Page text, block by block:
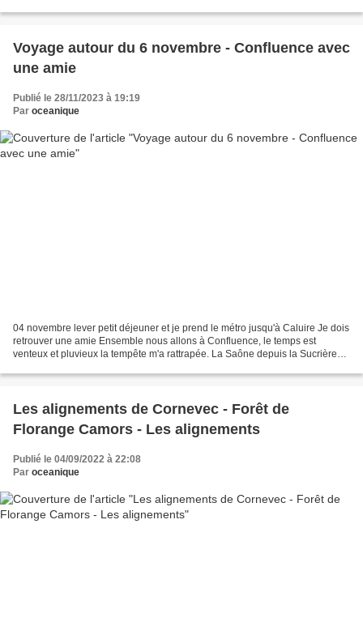
Voyage autour du 6 novembre - Confluence avec
une amie
Publié le 28/11/2023 à 19:19
Par oceanique
04 novembre lever petit déjeuner et je prend le métro jusqu'à Caluire Je dois
retrouver une amie Ensemble nous allons à Confluence, le temps est
venteux et pluvieux la tempête m'a rattrapée. La Saône depuis la Sucrière
Les alignements de Cornevec - Forêt de
Florange Camors - Les alignements
Publié le 04/09/2022 à 22:08
Par oceanique